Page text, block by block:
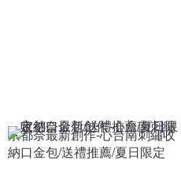
京都奈最新創作-心台南刺繡收
納口金包/送禮推薦/夏日限定